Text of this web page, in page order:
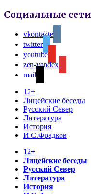
Социальные сети
vkontakte
twitter
youtube
zen-yandex
mail
12+
Лицейские беседы
Русский Север
Литература
История
И.С.Фрадков
12+
Лицейские беседы
Русский Север
Литература
История